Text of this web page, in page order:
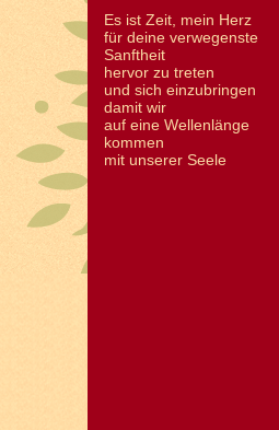
Es ist Zeit, mein Herz
für deine verwegenste
Sanftheit
hervor zu treten
und sich einzubringen
damit wir
auf eine Wellenlänge
kommen
mit unserer Seele